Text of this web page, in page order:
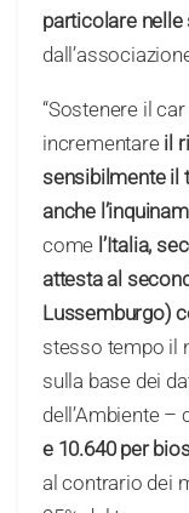
particolare nelle
“Sostenere il
incrementare il
sensibilmente il
anche
come l’Italia,
attesta al
Lussemburgo)
stesso tempo il
sulla base dei
dell’Ambiente –
e 10.640 per
al contrario dei